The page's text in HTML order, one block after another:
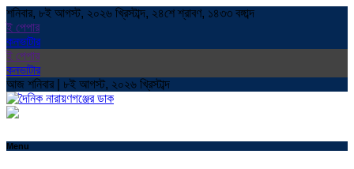
শনিবার, ৮ই আগস্ট, ২০২৬ খ্রিস্টাব্দ, ২৪শে শ্রাবণ, ১৪৩৩ বঙ্গাব্দ
ই পেপার
কনভাটার
ই পেপার
কনভাটার
আজ শনিবার | ৮ই আগস্ট, ২০২৬ খ্রিস্টাব্দ
Menu